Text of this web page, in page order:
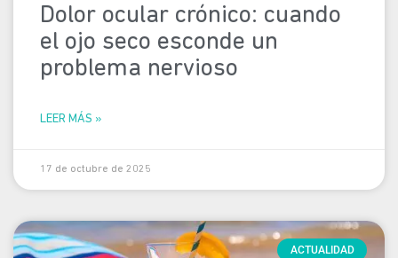
Dolor ocular crónico: cuando
el ojo seco esconde un
problema nervioso
LEER MÁS »
17 de octubre de 2025
ACTUALIDAD